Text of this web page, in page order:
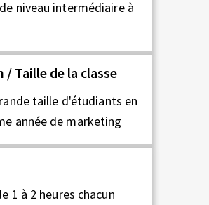
niveau intermédiaire à
/ Taille de la classe
taille d'étudiants en
année de marketing
1 à 2 heures chacun